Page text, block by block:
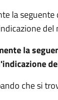
la seguente
la
l'indicazione
che si